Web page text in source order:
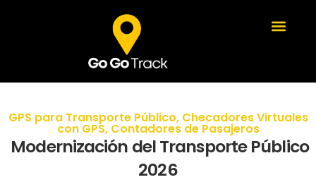
GPS para Transporte Público, Checadores Virtuales
con GPS, Contadores de Pasajeros
Modernización del Transporte Público
2026